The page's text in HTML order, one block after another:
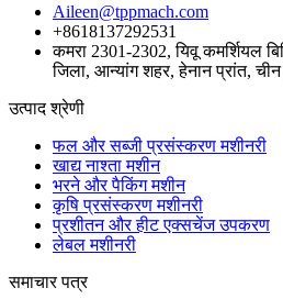
Aileen@tppmach.com
+8618137292531
कमरा 2301-2302, यिवू कमर्शियल
जिला, आन्यांग शहर, हेनान प्रांत,
उत्पाद श्रेणी
फल और सब्जी प्रसंस्करण मशीनरी
खाद्य नाश्ता मशीन
भरने और पैकिंग मशीन
कृषि प्रसंस्करण मशीनरी
प्रशीतन और हीट एक्सचेंज उपकरण
लेबल मशीनरी
समाचार पत्र